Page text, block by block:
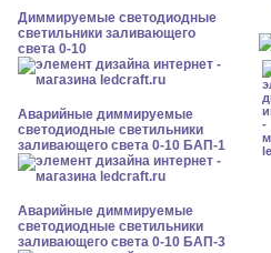
Диммируемые светодиодные
светильники заливающего
света 0-10
Аварийные диммируемые
светодиодные светильники
заливающего света 0-10 БАП-1
Аварийные диммируемые
светодиодные светильники
заливающего света 0-10 БАП-3